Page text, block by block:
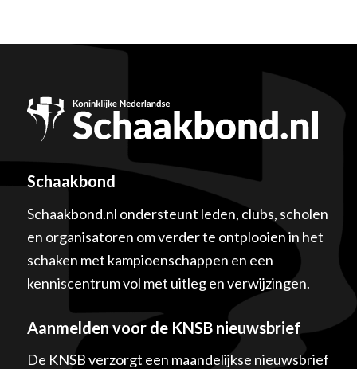
Schaakbond
Schaakbond.nl ondersteunt leden, clubs, scholen
en organisatoren om verder te ontplooien in het
schaken met kampioenschappen en een
kenniscentrum vol met uitleg en verwijzingen.
Aanmelden voor de KNSB nieuwsbrief
De KNSB verzorgt een maandelijkse nieuwsbrief